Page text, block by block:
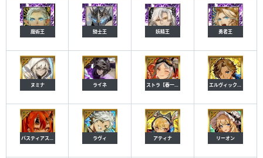
魔術王 騎士王 妖精王 勇者王
ヌミナ ライネ
ラヴィ アティナ リーオン